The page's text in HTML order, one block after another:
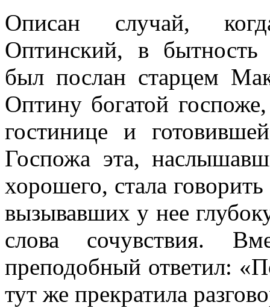
Описан случай,
Оптинский, в
был послан старцем
Оптину богатой
гостинице и
Госпожа эта,
хорошего, стала
вызывавших у нее
слова сочувствия.
преподобный ответил:
тут же прекратила